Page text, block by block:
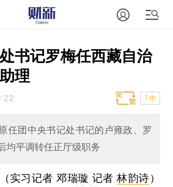
书记罗梅任西藏自治
理
T中
任团中央书记处书记的卢雍政、罗
均平调转任正厅级职务
（实习记者 邓瑞璇 记者林韵诗）